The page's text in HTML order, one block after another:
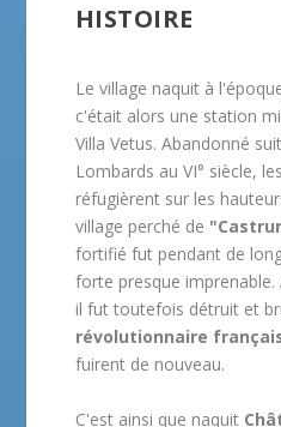
HISTOIRE
Le village naquit à
c'était alors une station
Villa Vetus. Abandonné
Lombards au VI° siècle,
réfugièrent sur les
village perché de
fortifié fut pendant de
forte presque imprenable.
il fut toutefois détruit et
révolutionnaire
fuirent de nouveau.
C'est ainsi que naquit